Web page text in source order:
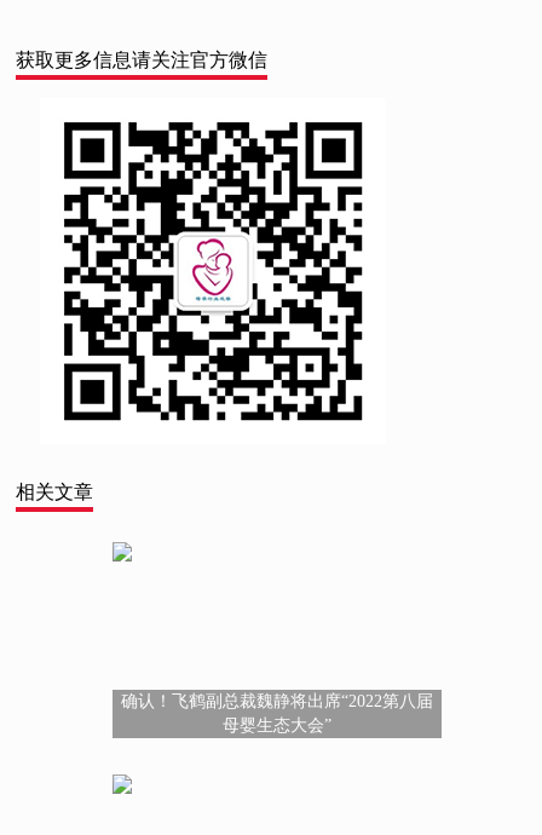
获取更多信息请关注官方微信
相关文章
确认！飞鹤副总裁魏静将出席“2022第八届
母婴生态大会”